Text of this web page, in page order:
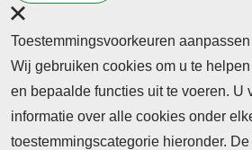
Toestemmingsvoorkeuren aanpassen
Wij gebruiken cookies om u te
en bepaalde functies uit te voeren. U
informatie over alle cookies onder
toestemmingscategorie hieronder.